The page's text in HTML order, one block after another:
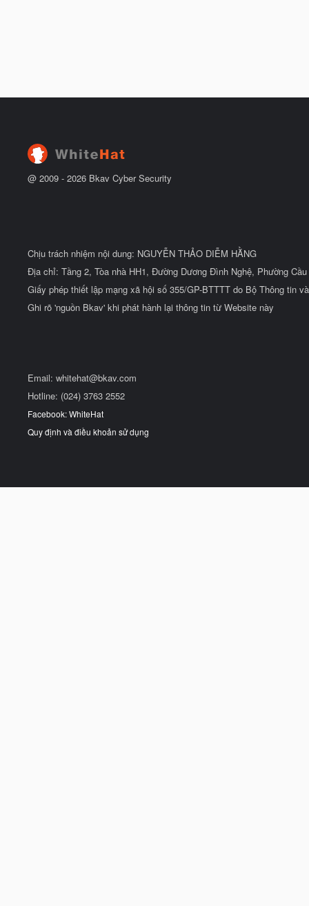
@ 2009 - 2026 Bkav Cyber Security
Chịu trách nhiệm nội dung: NGUYỄN THẢO DIỄM HẰNG
Địa chỉ: Tầng 2, Tòa nhà HH1, Đường Dương Đình Nghệ, Phường
Giấy phép thiết lập mạng xã hội số 355/GP-BTTTT do Bộ Thông tin
Ghi rõ 'nguồn Bkav' khi phát hành lại thông tin từ Website này
Email: whitehat@bkav.com
Hotline: (024) 3763 2552
Facebook: WhiteHat
Quy định và điều khoản sử dụng